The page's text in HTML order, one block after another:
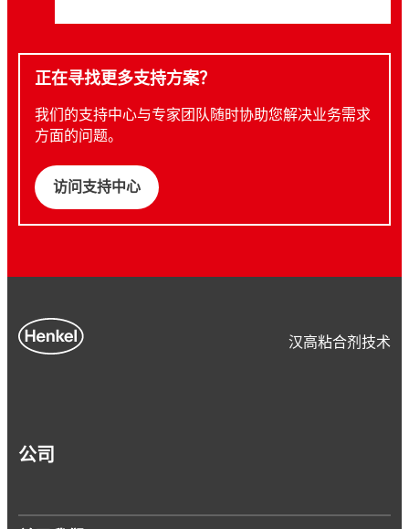
正在寻找更多支持方案？
我们的支持中心与专家团队随时协助您解决业务需求
方面的问题。
访问支持中心
汉高粘合剂技术
公司